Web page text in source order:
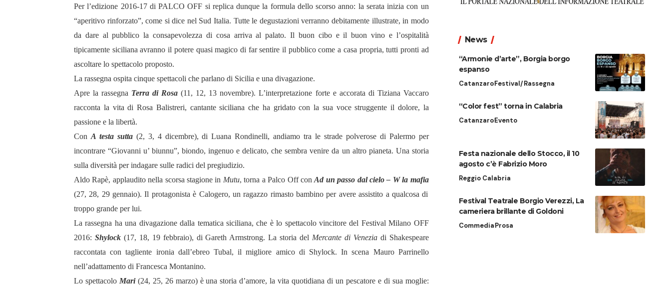
Per l’edizione 2016-17 di PALCO OFF si replica dunque la formula dello scorso anno: la serata inizia con un
“aperitivo rinforzato”, come si dice nel Sud Italia. Tutte le degustazioni verranno debitamente illustrate, in modo
da dare al pubblico la consapevolezza di cosa arriva al palato. Il buon cibo e il buon vino e l’ospitalità
tipicamente siciliana avranno il potere quasi magico di far sentire il pubblico come a casa propria, tutti pronti ad
ascoltare lo spettacolo proposto.
La rassegna ospita cinque spettacoli che parlano di Sicilia e una divagazione.
Apre la rassegna Terra di Rosa(11, 12, 13 novembre). L’interpretazione forte e accorata di Tiziana Vaccaro
racconta la vita di Rosa Balistreri, cantante siciliana che ha gridato con la sua voce struggente il dolore, la
passione e la libertà.
Con A testa sutta (2, 3, 4 dicembre), di Luana Rondinelli, andiamo tra le strade polverose di Palermo per
incontrare “Giovanni u’ biunnu”, biondo, ingenuo e delicato, che sembra venire da un altro pianeta. Una storia
sulla diversità per indagare sulle radici del pregiudizio.
Aldo Rapè, applaudito nella scorsa stagione in Mutu, torna a Palco Off conAd un passo dal cielo – W la mafia
(27, 28, 29 gennaio). Il protagonista è Calogero, un ragazzo rimasto bambino per avere assistito a qualcosa di
troppo grande per lui.
La rassegna ha una divagazione dalla tematica siciliana, che è lo spettacolo vincitore del Festival Milano OFF
2016: Shylock(17, 18, 19 febbraio), di Gareth Armstrong. La storia del Mercante di Veneziadi Shakespeare
raccontata con tagliente ironia dall’ebreo Tubal, il migliore amico di Shylock. In scena Mauro Parrinello
nell’adattamento di Francesca Montanino.
Lo spettacolo Mari(24, 25, 26 marzo) è una storia d’amore, la vita quotidiana di un pescatore e di sua moglie:
News
“Armonie d’arte”, Borgia borgo
espanso
CatanzaroFestival/Rassegna
“Color fest” torna in Calabria
CatanzaroEvento
Festa nazionale dello Stocco, il 10
agosto c’è Fabrizio Moro
Reggio Calabria
Festival Teatrale Borgio Verezzi, La
cameriera brillante di Goldoni
CommediaProsa